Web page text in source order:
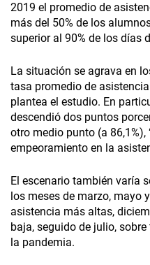
2019 el promedio de
más del 50% de los
superior al 90% de los días
La situación se agrava en
tasa promedio de
plantea el estudio. En
descendió dos puntos
otro medio punto (a
empeoramiento en la
El escenario también varía
los meses de marzo, mayo
asistencia más altas,
baja, seguido de julio,
la pandemia.